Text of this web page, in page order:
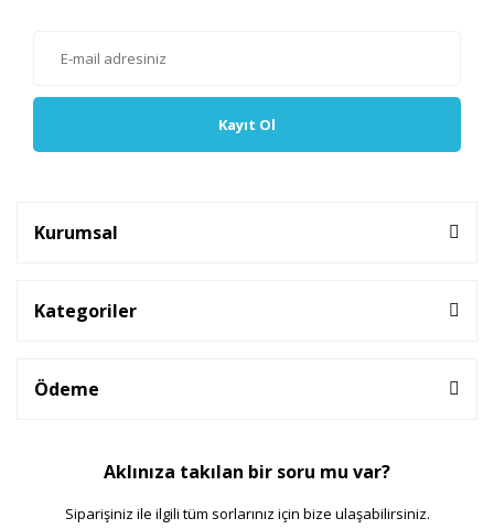
Kayıt Ol
Kurumsal
Kategoriler
Ödeme
Aklınıza takılan bir soru mu var?
Siparişiniz ile ilgili tüm sorlarınız için bize ulaşabilirsiniz.